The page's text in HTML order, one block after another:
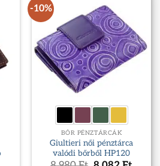
-10%
BŐR PÉNZTÁRCÁK
Giultieri női pénztárca
valódi bőrből HP120